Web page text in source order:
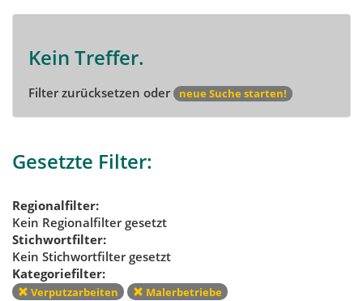
Kein Treffer.
Filter zurücksetzen oder neue Suche starten!
Gesetzte Filter:
Regionalfilter:
Kein Regionalfilter gesetzt
Stichwortfilter:
Kein Stichwortfilter gesetzt
Kategoriefilter:
Verputzarbeiten Malerbetriebe